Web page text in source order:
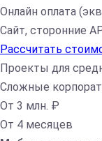
Онлайн оплата
Сайт, сторонние
Рассчитать
Проекты для
Сложные
От 3 млн. ₽
От 4 месяцев